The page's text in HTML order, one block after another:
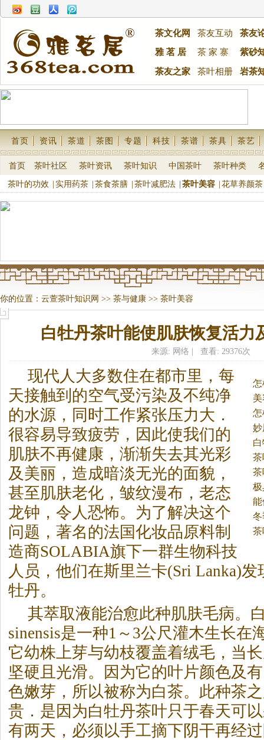
茶文化网 茶友互动
茶友
雅 茗 居
茶 家 寨 紫砂
茶友之家 茶叶相册 岩茶
首页 资讯 茶道 茶图 专题 科技 茶谱 茶具 茶艺
首页 茶叶社区 茶叶资讯 茶叶知识 中国茶叶 茶叶种类
茶叶的功效 实用药茶 茶食茶膳 茶叶减肥法 茶叶美容 花草养颜茶
你的位置： 云萱茶叶知识网 >> 茶与健康 >> 茶叶美容
白牡丹茶叶能使肌肤恢复活力
来源: 网络 | 查看: 29376次
黑
彩
法
现代人大多数住在都市里，每
天接触到的空气受污染及不纯净
的水源，同时工作紧张压力大．
很容易导致疲劳，因此使我们的
肌肤不再健康，渐渐失去其光彩
及美丽，造成暗淡无光的面貌，
甚至肌肤老化，皱纹漫布，老态
龙钟，令人恐怖。 为了解决这个
问题，著名的法国化妆品原料制
造商SOLABIA旗下一群生物科技
人员，他们在斯里兰卡(Sri Lanka)
牡丹。
其萃取液能治愈此种肌肤毛病。
sinensis是一种1～3公尺灌木生长在
它幼株上芽与幼枝覆盖着绒毛，当
坚硬且光滑。因为它的叶片颜色及
色嫩芽，所以被称为白茶。此种茶
贵．是因为白牡丹茶叶只于春天可
有两天，必须以手工摘下阴干再经